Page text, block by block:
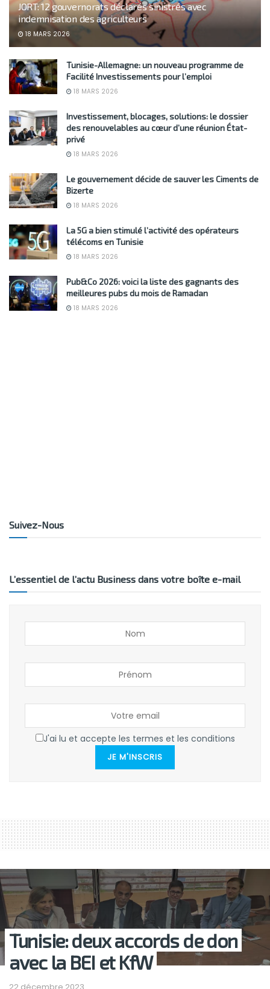
JORT: 12 gouvernorats déclarés sinistrés avec
indemnisation des agriculteurs
18 MARS 2026
Tunisie-Allemagne: un nouveau programme de
Facilité Investissements pour l’emploi
18 MARS 2026
Investissement, blocages, solutions: le dossier
des renouvelables au cœur d’une réunion État-
privé
18 MARS 2026
Le gouvernement décide de sauver les Ciments de
Bizerte
18 MARS 2026
La 5G a bien stimulé l’activité des opérateurs
télécoms en Tunisie
18 MARS 2026
Pub&Co 2026: voici la liste des gagnants des
meilleures pubs du mois de Ramadan
18 MARS 2026
Suivez-Nous
L’essentiel de l’actu Business dans votre boîte e-mail
J'ai lu et accepte les termes et les conditions
JE M'INSCRIS
Tunisie: deux accords de don
avec la BEI et KfW